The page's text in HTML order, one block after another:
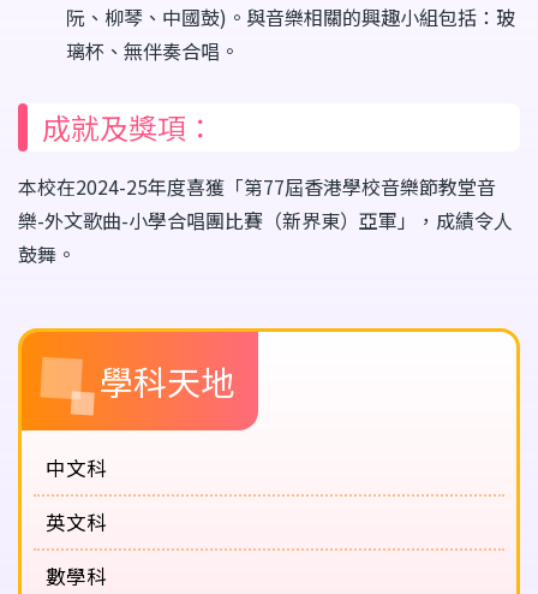
阮、柳琴、中國鼓)。與音樂相關的興趣小組包括：玻
璃杯、無伴奏合唱。
成就及獎項：
本校在2024-25年度喜獲「第77屆香港學校音樂節教堂音
樂-外文歌曲-小學合唱團比賽（新界東）亞軍」，成績令人
鼓舞。
Main
navigation
(課
程
概
覽)
學科天地
中文科
英文科
數學科